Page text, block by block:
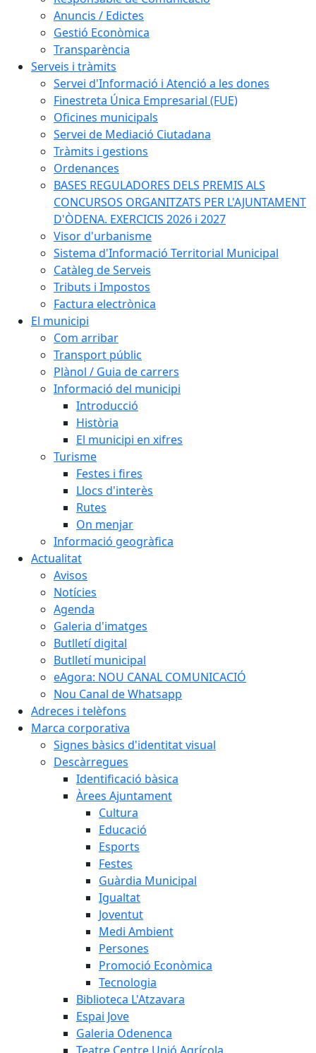
Anuncis / Edictes
Gestió Econòmica
Transparència
Serveis i tràmits
Servei d'Informació i Atenció a les dones
Finestreta Única Empresarial (FUE)
Oficines municipals
Servei de Mediació Ciutadana
Tràmits i gestions
Ordenances
BASES REGULADORES DELS PREMIS ALS
CONCURSOS ORGANITZATS PER L'AJUNTAMENT
D'ÒDENA. EXERCICIS 2026 i 2027
Visor d'urbanisme
Sistema d'Informació Territorial Municipal
Catàleg de Serveis
Tributs i Impostos
Factura electrònica
El municipi
Com arribar
Transport públic
Plànol / Guia de carrers
Informació del municipi
Introducció
Història
El municipi en xifres
Turisme
Festes i fires
Llocs d'interès
Rutes
On menjar
Informació geogràfica
Actualitat
Avisos
Notícies
Agenda
Galeria d'imatges
Butlletí digital
Butlletí municipal
eAgora: NOU CANAL COMUNICACIÓ
Nou Canal de Whatsapp
Adreces i telèfons
Marca corporativa
Signes bàsics d'identitat visual
Descàrregues
Identificació bàsica
Àrees Ajuntament
Cultura
Educació
Esports
Festes
Guàrdia Municipal
Igualtat
Joventut
Medi Ambient
Persones
Promoció Econòmica
Tecnologia
Biblioteca L'Atzavara
Espai Jove
Galeria Odenenca